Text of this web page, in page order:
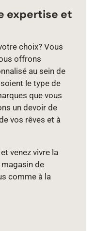
expertise et
choix? Vous
offrons
au sein de
le type de
que vous
un devoir de
vos rêves et à
venez vivre la
de
comme à la